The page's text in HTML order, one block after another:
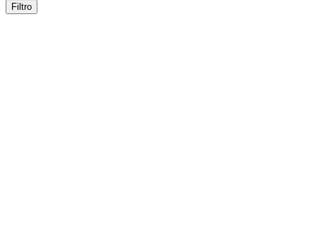
Filtro